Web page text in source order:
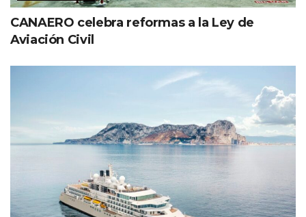
CANAERO celebra reformas a la Ley de
Aviación Civil